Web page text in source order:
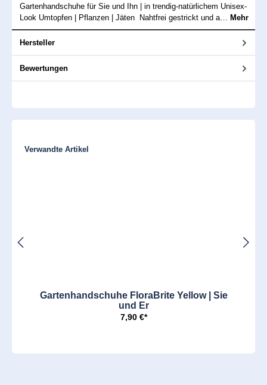
Gartenhandschuhe für Sie und Ihn | in trendig-natürlichem Unisex-
Look Umtopfen | Pflanzen | Jäten Nahtfrei gestrickt und a… Mehr
Hersteller
Bewertungen
Produktgalerie überspringen
Verwandte Artikel
Gartenhandschuhe FloraBrite Yellow | Sie
und Er
7,90 €*